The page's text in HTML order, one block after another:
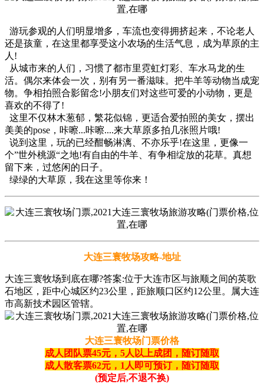
游玩参观的人们明显增多，车流也变得拥挤起来，不论老人
还是孩童，在这里都享受这小农场的生活气息，成为草原的主
人!
从城市来的人们，习惯了都市里霓虹灯彩、车水马龙的生
活。偶尔来体会一次，别有另一番滋味。把牛羊等动物当成宠
物。争相拍照合影留念!小朋友们对这些可爱的小动物，更是
喜欢的不得了!
这里不仅林木葱郁，繁花似锦，更适合爱拍照的美女，摆出
美美的pose，咔嚓...咔嚓....来大草原多拍几张照片哦!
说到这里，玩的已经酣畅淋漓、不亦乐乎!在这里，更像一
个”世外桃源“之地!有自由的牛羊、有争相绽放的花草。真想
留下来，过悠闲的日子。
绿绿的大草原，我在这里等你来！
大连三寰牧场攻略-地址
大连三寰牧场到底在哪?答案:位于大连市区与旅顺之间的英歌
石地区，距中心城区约23公里，距旅顺口区约12公里。属大连
市高新技术园区管辖。
大连三寰牧场门票价格
成人团队票45元，5人以上成团，随订随取
成人散客票62元，1人即可预订，随订随取
(预定后,不退不换)